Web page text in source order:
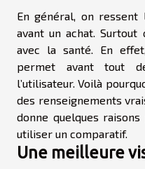
En général, on
avant un achat.
avec la santé. En
permet avant tout
l’utilisateur. Voilà
des renseignements
donne quelques
utiliser un comparatif.
Une meilleure